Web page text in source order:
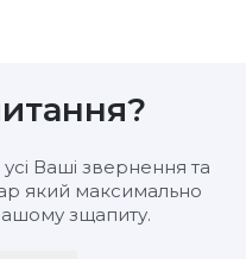
Ваші звернення та
який максимально
зщапиту.